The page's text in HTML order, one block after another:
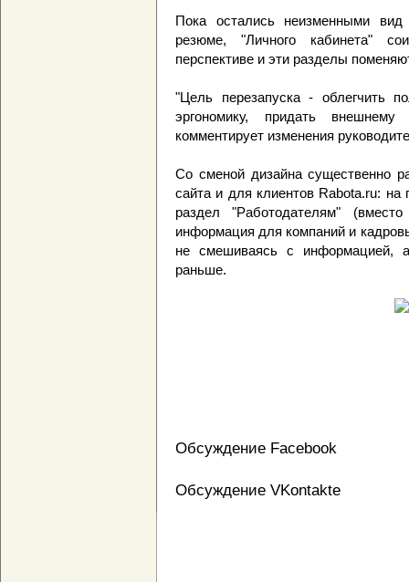
Пока остались неизменными вид
резюме, "Личного кабинета"
перспективе и эти разделы
"Цель перезапуска - облегчить
эргономику, придать
комментирует изменения
Со сменой дизайна существенно
сайта и для клиентов Rabota.ru: на
раздел "Работодателям"
информация для компаний и
не смешиваясь с информацией,
раньше.
Обсуждение Facebook
Обсуждение VKontakte